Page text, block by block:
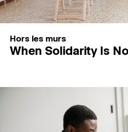
Hors les murs
When Solidarity Is